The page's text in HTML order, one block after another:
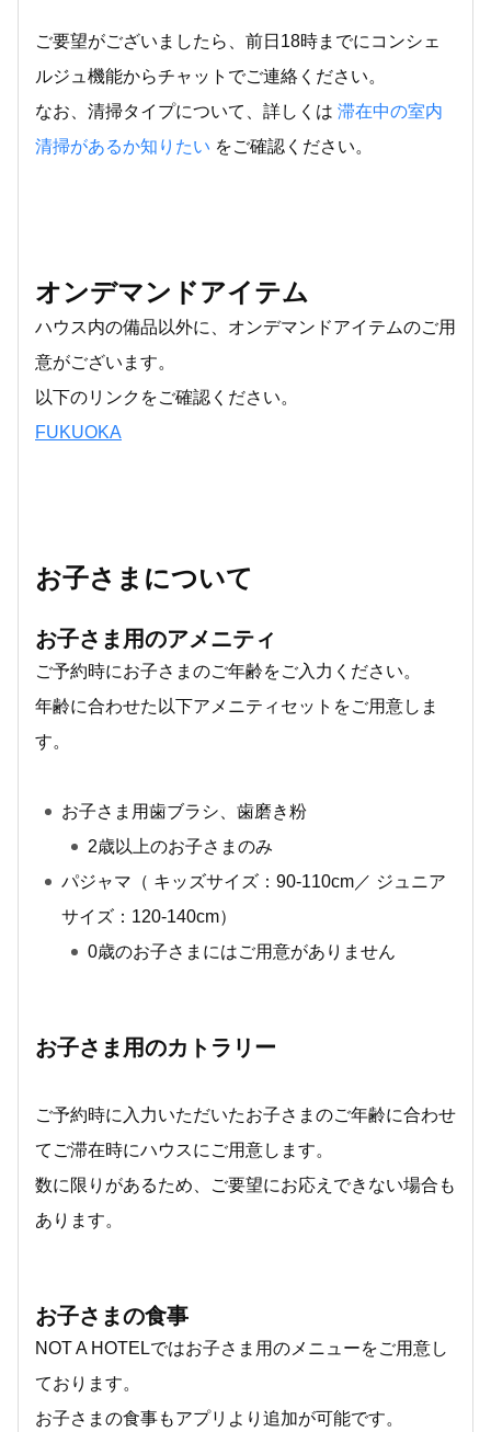
ご要望がございましたら、前日18時までにコンシェ
ルジュ機能からチャットでご連絡ください。
なお、清掃タイプについて、詳しくは 滞在中の室内
清掃があるか知りたい をご確認ください。
オンデマンドアイテム
ハウス内の備品以外に、オンデマンドアイテムのご用
意がございます。
以下のリンクをご確認ください。
FUKUOKA
お子さまについて
お子さま用のアメニティ
ご予約時にお子さまのご年齢をご入力ください。
年齢に合わせた以下アメニティセットをご用意しま
す。
お子さま用歯ブラシ、歯磨き粉
2歳以上のお子さまのみ
パジャマ（ キッズサイズ：90-110cm／ ジュニア
サイズ：120-140cm）
0歳のお子さまにはご用意がありません
お子さま用のカトラリー
ご予約時に入力いただいたお子さまのご年齢に合わせ
てご滞在時にハウスにご用意します。
数に限りがあるため、ご要望にお応えできない場合も
あります。
お子さまの食事
NOT A HOTELではお子さま用のメニューをご用意し
ております。
お子さまの食事もアプリより追加が可能です。